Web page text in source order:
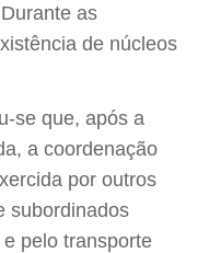
as
de núcleos
se que, após a
a coordenação
por outros
subordinados
pelo transporte